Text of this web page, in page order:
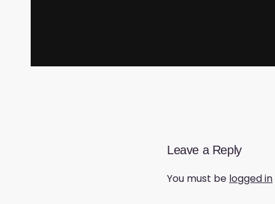
Leave a Reply
You must be logged in